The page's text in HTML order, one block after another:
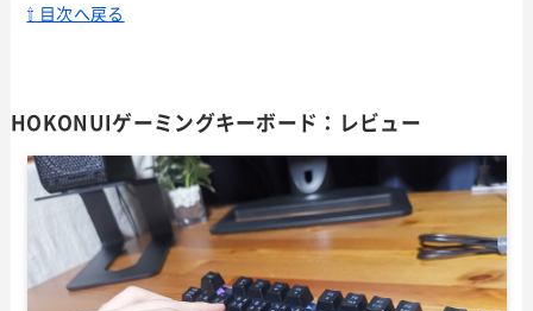
⇧ 目次へ戻る
HOKONUIゲーミングキーボード：レビュー